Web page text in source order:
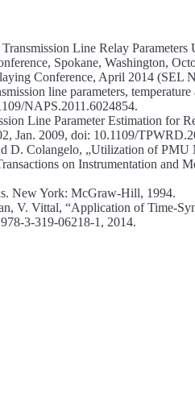
Line Relay Parameters
Spokane, Washington,
Conference, April 2014 (SEL
line parameters,
NAPS.2011.6024854.
Line Parameter Estimation for
Jan. 2009, doi: 10.1109/
Colangelo, „Utilization of PMU
on Instrumentation and
New York: McGraw-Hill, 1994.
V. Vittal, “Application of Time-
3-319-06218-1, 2014.